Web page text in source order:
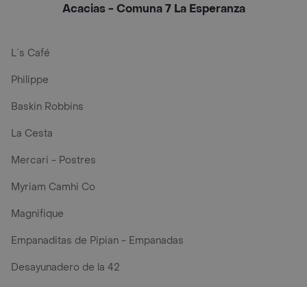
Acacias - Comuna 7 La Esperanza
L´s Café
Philippe
Baskin Robbins
La Cesta
Mercari - Postres
Myriam Camhi Co
Magnifique
Empanaditas de Pipian - Empanadas
Desayunadero de la 42